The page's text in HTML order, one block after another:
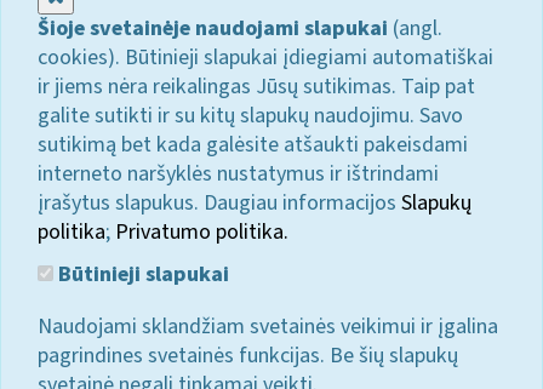
Šioje svetainėje naudojami slapukai (angl.
cookies). Būtinieji slapukai įdiegiami automatiškai
ir jiems nėra reikalingas Jūsų sutikimas. Taip pat
galite sutikti ir su kitų slapukų naudojimu. Savo
sutikimą bet kada galėsite atšaukti pakeisdami
interneto naršyklės nustatymus ir ištrindami
įrašytus slapukus. Daugiau informacijos Slapukų
politika; Privatumo politika.
Būtinieji slapukai
Naudojami sklandžiam svetainės veikimui ir įgalina
pagrindines svetainės funkcijas. Be šių slapukų